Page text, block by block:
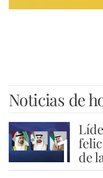
Noticias de
1 de